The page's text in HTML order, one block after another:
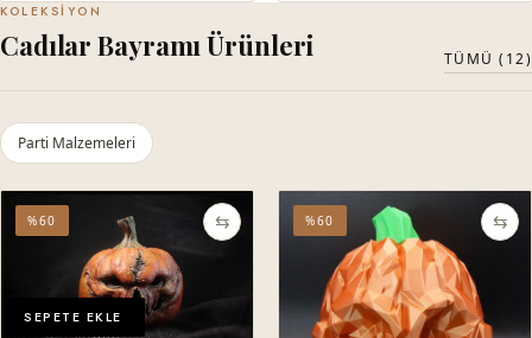
KOLEKSIYON
Cadılar Bayramı Ürünleri TÜMÜ (12)
Parti Malzemeleri
⇆
%60
SEPETE EKLE
⇆
%60